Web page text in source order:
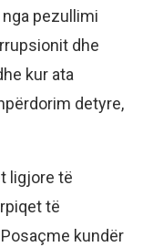
pezullimi
dhe
kur ata
detyre,
ligjore të
të
kundër